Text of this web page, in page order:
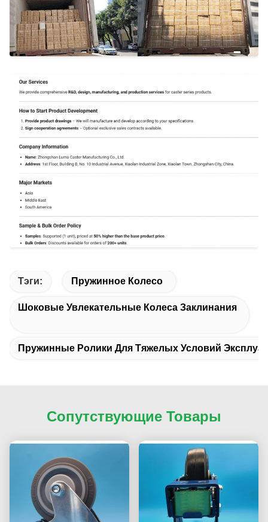
Тэги: Пружинное Колесо
Шоковые Увлекательные Колеса Заклинания
Пружинные Ролики Для Тяжелых Условий
Сопутствующие Товары